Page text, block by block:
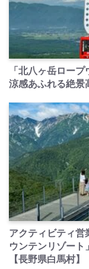
「北八ヶ岳ロー
涼感あふれる絶景
アクティビティ営
ウンテンリゾート
【長野県白馬村】